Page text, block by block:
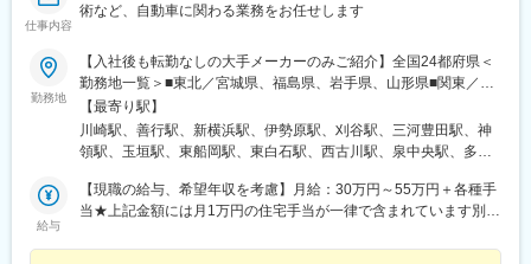
仕事内容
術など、自動車に関わる業務をお任せします
勤務地
【入社後も転勤なしの大手メーカーのみご紹介】全国24都府県＜
勤務地一覧＞■東北／宮城県、福島県、岩手県、山形県■関東／群
馬県、栃木県、茨城県、千葉県、埼玉県、東京都、神奈川県■甲信
越／山梨県、長野県■中部／静岡県、愛知県、三重県■関西／滋賀
県、京都府、奈良県、大阪府、兵庫県■中国／広島県、山口県■九
煙・屋外に喫煙スペースあり八王子フォーラム・厚木フォーラ
ム・広島フォーラム＜◎入社後も転勤なし◎ご自宅から通いやす
もちろん、地元で働きたい方はそのエリアのお仕事をご紹介可
【最寄り駅】
川崎駅、善行駅、新横浜駅、伊勢原駅、刈谷駅、三河豊田駅、神
領駅、玉垣駅、東船岡駅、東白石駅、西古川駅、泉中央駅、多賀
駅、蒲須坂駅、岡本駅(栃木県)、小金井駅、石橋駅(栃木県)、吉水
駅、新鹿沼駅、間々田駅、野州大塚駅、黒磯駅、真岡駅、寺内
給与
【現職の給与、希望年収を考慮】月給：30万円～55万円＋各種手
当★上記金額には月1万円の住宅手当が一律で含まれています別
※能力・経験を考慮し当社規定により決定※詳細は面接時に説明い